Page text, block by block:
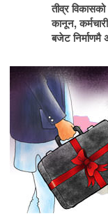
तीव्र
कानून,
बजेट